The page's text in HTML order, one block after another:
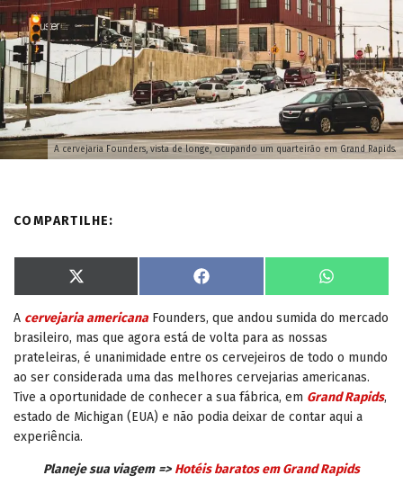
A cervejaria Founders, vista de longe, ocupando um quarteirão em Grand Rapids.
COMPARTILHE:
S
h
r
o
n
X
(
w
i
t
t
e
r
)
S
h
r
o
n
F
a
e
b
o
o
S
h
r
n
W
h
t
p
p
A cervejaria americana Founders, que andou sumida do mercado
brasileiro, mas que agora está de volta para as nossas
prateleiras, é unanimidade entre os cervejeiros de todo o mundo
ao ser considerada uma das melhores cervejarias americanas.
Tive a oportunidade de conhecer a sua fábrica, em Grand Rapids,
estado de Michigan (EUA) e não podia deixar de contar aqui a
experiência.
Planeje sua viagem => Hotéis baratos em Grand Rapids